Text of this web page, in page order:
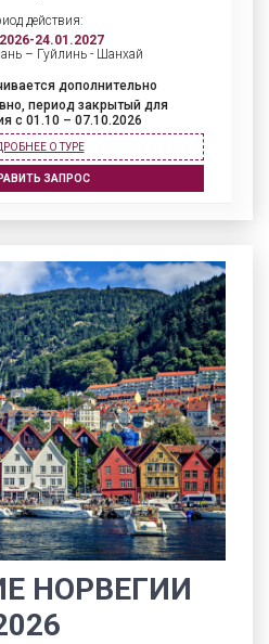
действия:
24.01.2027
– Гуйлинь - Шанхай
дополнительно
период закрытый для
c 01.10 – 07.10.2026
О ТУРЕ
ЗАПРОС
НОРВЕГИИ